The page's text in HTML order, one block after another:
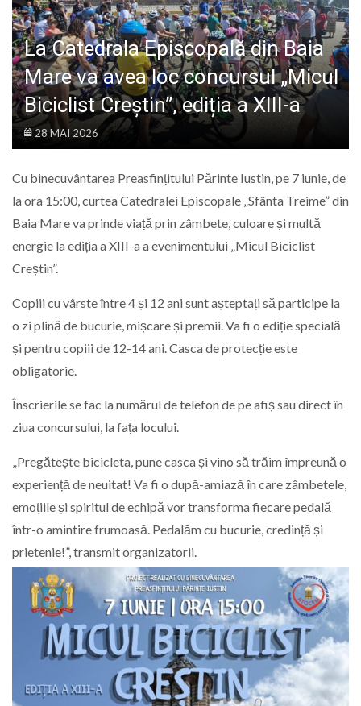
LIFE
La Catedrala Episcopală din Baia
Mare va avea loc concursul „Micul
Biciclist Creștin”, ediția a XIII-a
28 MAI 2026
Cu binecuvântarea Preasfințitului Părinte Iustin, pe 7 iunie, de
la ora 15:00, curtea Catedralei Episcopale „Sfânta Treime” din
Baia Mare va prinde viață prin zâmbete, culoare și multă
energie la ediția a XIII-a a evenimentului „Micul Biciclist
Creștin”.
Copiii cu vârste între 4 și 12 ani sunt așteptați să participe la
o zi plină de bucurie, mișcare și premii. Va fi o ediție specială
și pentru copiii de 12-14 ani. Casca de protecție este
obligatorie.
Înscrierile se fac la numărul de telefon de pe afiș sau direct în
ziua concursului, la fața locului.
„Pregătește bicicleta, pune casca și vino să trăim împreună o
experiență de neuitat! Va fi o după-amiază în care zâmbetele,
emoțiile și spiritul de echipă vor transforma fiecare pedală
într-o amintire frumoasă. Pedalăm cu bucurie, credință și
prietenie!”, transmit organizatorii.